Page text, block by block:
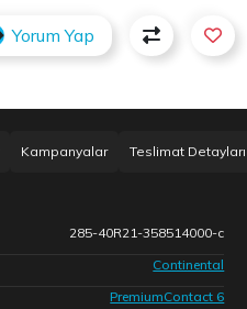
Yorum Yap
Kampanyalar Teslimat Detayları
285-40R21-358514000-c
Continental
PremiumContact 6